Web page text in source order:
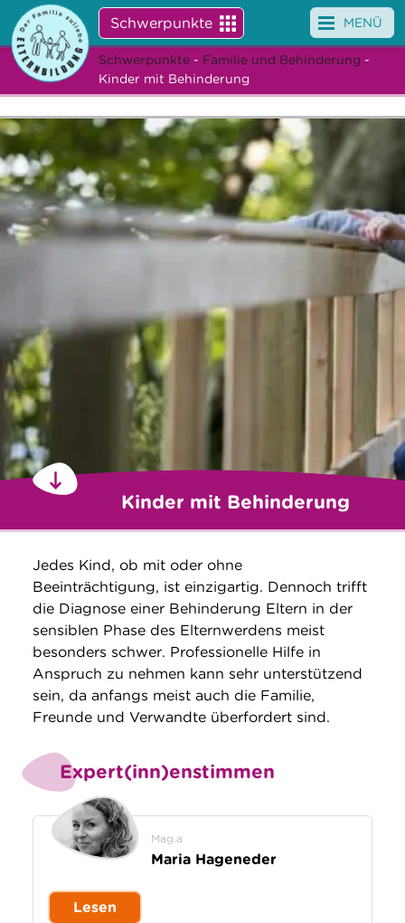
Schwerpunkte
Angebote
News
Service
Über uns
MENÜ
Schwerpunkte - Familie und Behinderung -
Kinder mit Behinderung
Kinder mit Behinderung
Jedes Kind, ob mit oder ohne
Beeinträchtigung, ist einzigartig. Dennoch trifft
die Diagnose einer Behinderung Eltern in der
sensiblen Phase des Elternwerdens meist
besonders schwer. Professionelle Hilfe in
Anspruch zu nehmen kann sehr unterstützend
sein, da anfangs meist auch die Familie,
Freunde und Verwandte überfordert sind.
Expert(inn)enstimmen
Mag.a
Maria Hageneder
Lesen